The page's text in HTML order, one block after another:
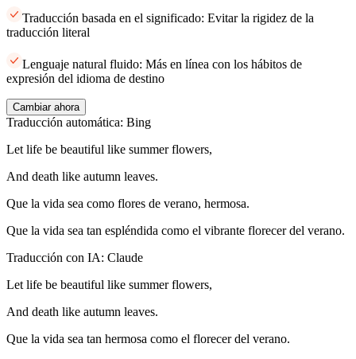
Traducción basada en el significado: Evitar la rigidez de la
traducción literal
Lenguaje natural fluido: Más en línea con los hábitos de
expresión del idioma de destino
Cambiar ahora
Traducción automática: Bing
Let life be beautiful like summer flowers,
And death like autumn leaves.
Que la vida sea como flores de verano, hermosa.
Que la vida sea tan espléndida como el vibrante florecer del verano.
Traducción con IA: Claude
Let life be beautiful like summer flowers,
And death like autumn leaves.
Que la vida sea tan hermosa como el florecer del verano.